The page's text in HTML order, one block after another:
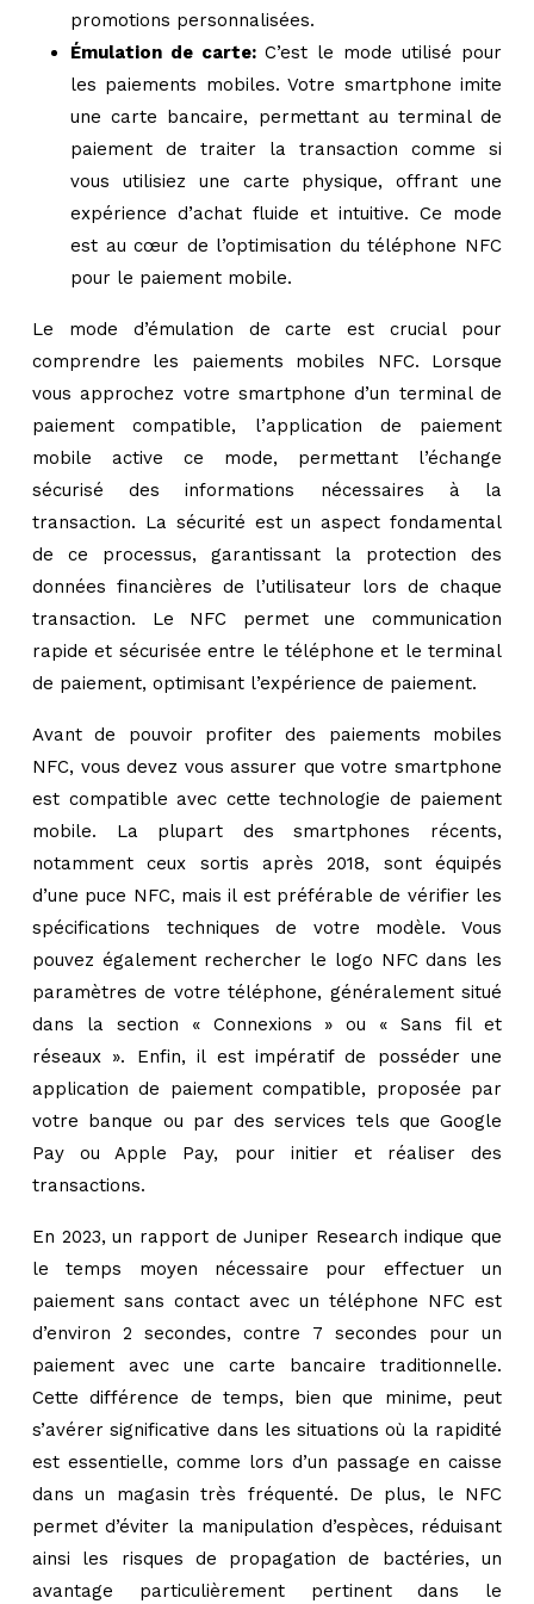
promotions personnalisées.
Émulation de carte: C’est le mode utilisé pour
les paiements mobiles. Votre smartphone imite
une carte bancaire, permettant au terminal de
paiement de traiter la transaction comme si
vous utilisiez une carte physique, offrant une
expérience d’achat fluide et intuitive. Ce mode
est au cœur de l’optimisation du téléphone NFC
pour le paiement mobile.
Le mode d’émulation de carte est crucial pour
comprendre les paiements mobiles NFC. Lorsque
vous approchez votre smartphone d’un terminal de
paiement compatible, l’application de paiement
mobile active ce mode, permettant l’échange
sécurisé des informations nécessaires à la
transaction. La sécurité est un aspect fondamental
de ce processus, garantissant la protection des
données financières de l’utilisateur lors de chaque
transaction. Le NFC permet une communication
rapide et sécurisée entre le téléphone et le terminal
de paiement, optimisant l’expérience de paiement.
Avant de pouvoir profiter des paiements mobiles
NFC, vous devez vous assurer que votre smartphone
est compatible avec cette technologie de paiement
mobile. La plupart des smartphones récents,
notamment ceux sortis après 2018, sont équipés
d’une puce NFC, mais il est préférable de vérifier les
spécifications techniques de votre modèle. Vous
pouvez également rechercher le logo NFC dans les
paramètres de votre téléphone, généralement situé
dans la section « Connexions » ou « Sans fil et
réseaux ». Enfin, il est impératif de posséder une
application de paiement compatible, proposée par
votre banque ou par des services tels que Google
Pay ou Apple Pay, pour initier et réaliser des
transactions.
En 2023, un rapport de Juniper Research indique que
le temps moyen nécessaire pour effectuer un
paiement sans contact avec un téléphone NFC est
d’environ 2 secondes, contre 7 secondes pour un
paiement avec une carte bancaire traditionnelle.
Cette différence de temps, bien que minime, peut
s’avérer significative dans les situations où la rapidité
est essentielle, comme lors d’un passage en caisse
dans un magasin très fréquenté. De plus, le NFC
permet d’éviter la manipulation d’espèces, réduisant
ainsi les risques de propagation de bactéries, un
avantage particulièrement pertinent dans le